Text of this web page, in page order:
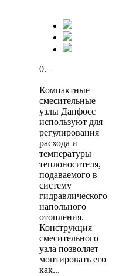
0.–
Компактные
смесительные
узлы Данфосс
используют для
регулирования
расхода и
температуры
теплоносителя,
подаваемого в
систему
гидравлического
напольного
отопления.
Конструкция
смесительного
узла позволяет
монтировать его
как...